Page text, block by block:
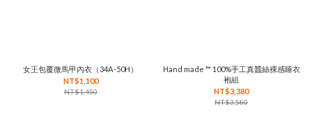
女王包覆微馬甲內衣（34A-50H）
NT$1,100
NT$1,450
Hand made ™ 100%手工真蠶絲裸感睡衣
袍組
NT$3,380
NT$3,580